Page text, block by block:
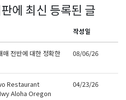
에 최신 등록된 글
작성일
전반에 대한 정확한
08/06/26
Restaurant
Aloha Oregon
04/23/26